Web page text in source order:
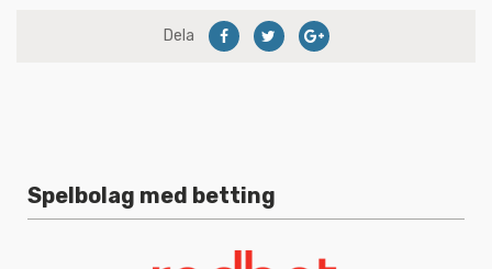
Dela
Spelbolag med betting